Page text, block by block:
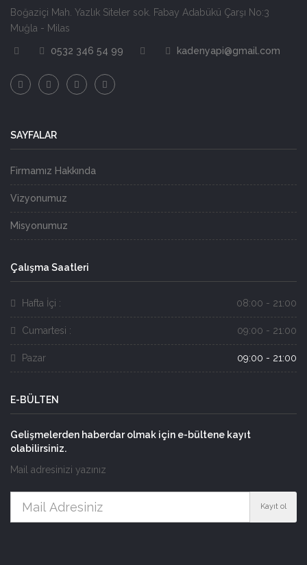
Boğaziçi Mah. Yazlık Siteler sok. Fabay Adabükü Çarşı No:3
Muğla - Milas
0532 346 54 99 kadenyapi@gmail.com
SAYFALAR
Firmamız Hakkında
Vizyonumuz
Misyonumuz
Çalışma Saatleri
Hafta İçi : 08:00 - 21:00
Cumartesi : 09:00 - 21:00
Pazar 09:00 - 21:00
E-BÜLTEN
Gelişmelerden haberdar olmak için e-bültene kayıt
olabilirsiniz.
Mail adresinizi yazınız
Kayıt ol